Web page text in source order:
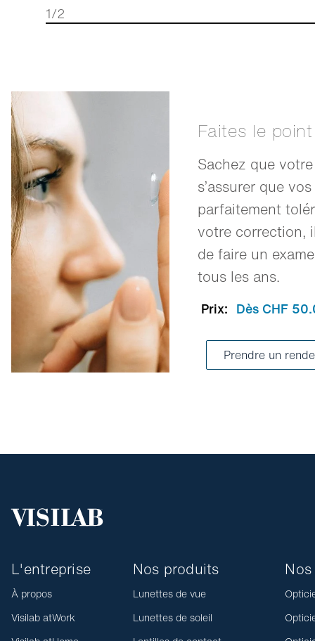
1/2
Faites le point
Sachez que
s’assurer que
parfaitement
votre correction,
de faire un
tous les ans.
Prix: Dès CHF
Prendre un
L'entreprise
À propos
Visilab atWork
Nos produits
Lunettes de vue
Lunettes de soleil